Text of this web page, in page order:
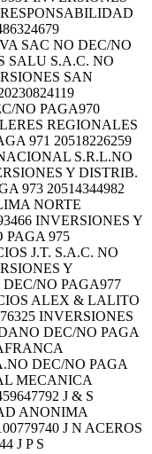
SAC NO DEC/NO
SALU S.A.C. NO
SAN
NO PAGA970
REGIONALES
971 20518226259
S.R.L.NO
Y DISTRIB.
973 20514344982
NORTE
INVERSIONES Y
PAGA 975
J.T. S.A.C. NO
Y
NO PAGA977
ALEX & LALITO
INVERSIONES
DEC/NO PAGA
DEC/NO PAGA
MECANICA
J & S
ANONIMA
J N ACEROS
J P S